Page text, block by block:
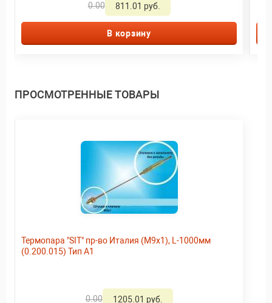
0.00 811.01 руб.
В корзину
ПРОСМОТРЕННЫЕ ТОВАРЫ
Термопара "SIT" пр-во Италия (М9х1), L-1000мм
(0.200.015) Тип А1
0.00 1205.01 руб.